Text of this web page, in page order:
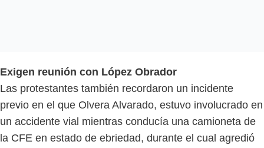
Exigen reunión con López Obrador
Las protestantes también recordaron un incidente
previo en el que Olvera Alvarado, estuvo involucrado en
un accidente vial mientras conducía una camioneta de
la CFE en estado de ebriedad, durante el cual agredió